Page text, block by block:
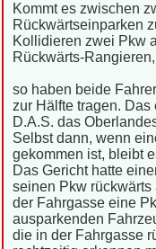
Kommt es zwischen
Rückwärtseinparken
Kollidieren zwei Pkw
Rückwärts-Rangieren,
so haben beide
zur Hälfte tragen.
D.A.S. das
Selbst dann, wenn
gekommen ist, bleibt
Das Gericht hatte
seinen Pkw
der Fahrgasse eine
ausparkenden
die in der Fahrgasse